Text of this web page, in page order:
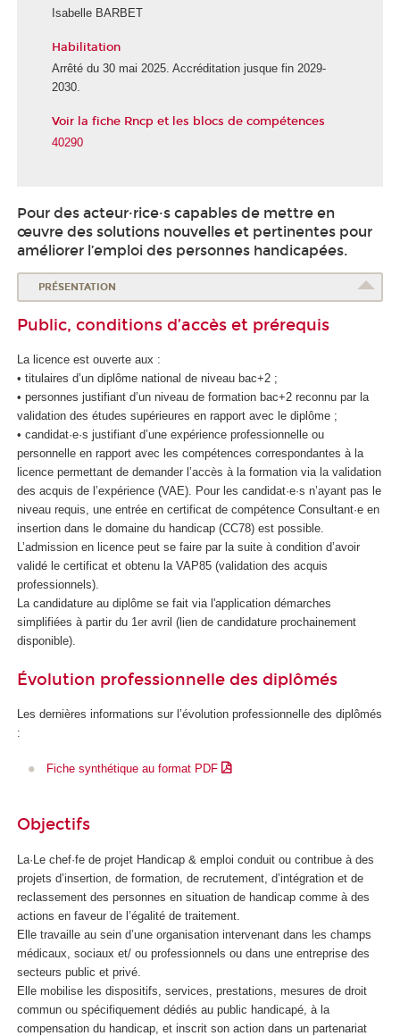
Isabelle BARBET
É
c
o
e
d
S
a
n
t
é
Habilitation
Arrêté du 30 mai 2025. Accréditation jusque fin 2029-
2030.
Voir la fiche Rncp et les blocs de compétences
40290
Pour des acteur·rice·s capables de mettre en
œuvre des solutions nouvelles et pertinentes pour
améliorer l’emploi des personnes handicapées.
PRÉSENTATION
Public, conditions d’accès et prérequis
La licence est ouverte aux :
• titulaires d’un diplôme national de niveau bac+2 ;
• personnes justifiant d’un niveau de formation bac+2 reconnu par la
validation des études supérieures en rapport avec le diplôme ;
• candidat·e·s justifiant d’une expérience professionnelle ou
personnelle en rapport avec les compétences correspondantes à la
licence permettant de demander l’accès à la formation via la validation
des acquis de l’expérience (VAE). Pour les candidat·e·s n’ayant pas le
niveau requis, une entrée en certificat de compétence Consultant·e en
insertion dans le domaine du handicap (CC78) est possible.
L’admission en licence peut se faire par la suite à condition d’avoir
validé le certificat et obtenu la VAP85 (validation des acquis
professionnels).
La candidature au diplôme se fait via l'application démarches
simplifiées à partir du 1er avril (lien de candidature prochainement
disponible).
Évolution professionnelle des diplômés
Les dernières informations sur l’évolution professionnelle des diplômés
:
Fiche synthétique au format PDF
Objectifs
La·Le chef·fe de projet Handicap & emploi conduit ou contribue à des
projets d’insertion, de formation, de recrutement, d’intégration et de
reclassement des personnes en situation de handicap comme à des
actions en faveur de l’égalité de traitement.
Elle travaille au sein d’une organisation intervenant dans les champs
médicaux, sociaux et/ ou professionnels ou dans une entreprise des
secteurs public et privé.
Elle mobilise les dispositifs, services, prestations, mesures de droit
commun ou spécifiquement dédiés au public handicapé, à la
compensation du handicap, et inscrit son action dans un partenariat